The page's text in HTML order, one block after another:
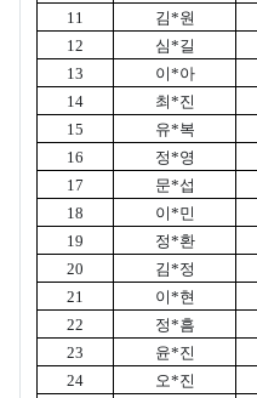
11
김*원
12
심*길
13
이*아
14
최*진
15
유*복
16
정*영
17
문*섭
18
이*민
19
정*환
20
김*정
21
이*현
22
정*흠
23
윤*진
24
오*진